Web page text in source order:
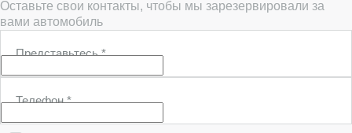
Оставьте свои контакты, чтобы мы зарезервировали за
вами автомобиль
Представьтесь*
Телефон*